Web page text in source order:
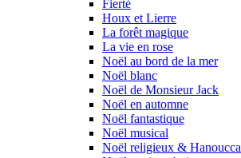
Fierté
Houx et Lierre
La forêt magique
La vie en rose
Noël au bord de la mer
Noël blanc
Noël de Monsieur Jack
Noël en automne
Noël fantastique
Noël musical
Noël religieux & Hanoucca